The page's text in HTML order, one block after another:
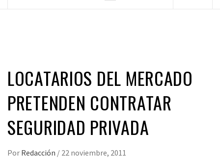
LOCATARIOS DEL MERCADO
PRETENDEN CONTRATAR
SEGURIDAD PRIVADA
Por Redacción / 22 noviembre, 2011